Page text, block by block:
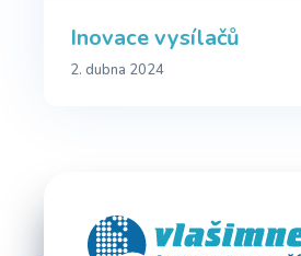
Inovace vysílačů
2. dubna 2024